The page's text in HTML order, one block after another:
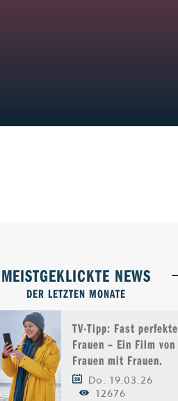
MEISTGEKLICKTE NEWS
DER LETZTEN MONATE
TV-Tipp: Fast perfekte
Frauen – Ein Film von
Frauen mit Frauen.
Do. 19.03.26
12676